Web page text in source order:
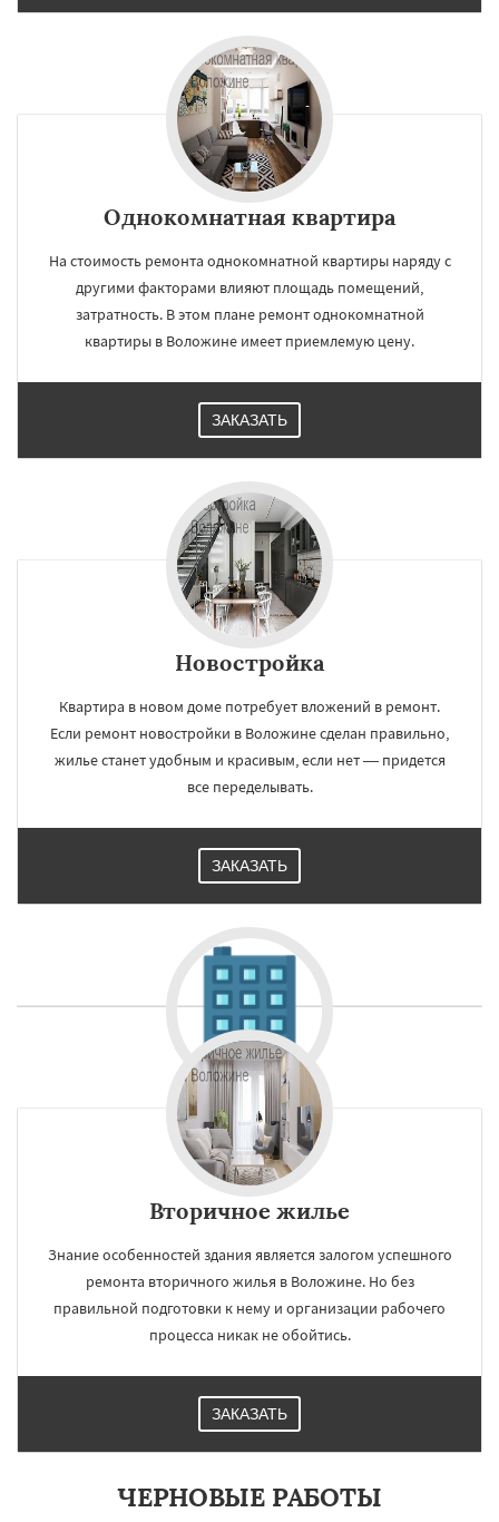
Однокомнатная квартира
На стоимость ремонта однокомнатной квартиры наряду с
другими факторами влияют площадь помещений,
затратность. В этом плане ремонт однокомнатной
квартиры в Воложине имеет приемлемую цену.
ЗАКАЗАТЬ
Новостройка
Квартира в новом доме потребует вложений в ремонт.
Если ремонт новостройки в Воложине сделан правильно,
жилье станет удобным и красивым, если нет — придется
все переделывать.
ЗАКАЗАТЬ
Вторичное жилье
Знание особенностей здания является залогом успешного
ремонта вторичного жилья в Воложине. Но без
правильной подготовки к нему и организации рабочего
процесса никак не обойтись.
ЗАКАЗАТЬ
ЧЕРНОВЫЕ РАБОТЫ